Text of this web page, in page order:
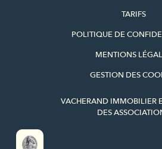
TARIFS
POLITIQUE DE
MENTIONS
GESTION DES
VACHERAND IMMOBILIER
DES